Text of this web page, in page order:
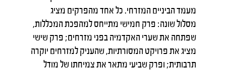
מעמד הביניים המזרחי. כל אחד מהפרקים מציג
מסלול שונה: פרק חמישי מתייחס למהפכת המכללות,
שפתחה את שערי האקדמיה בפני מזרחים; פרק שישי
מציג את פרויקט המסורתיות, שהעניק למזרחים יוקרה
תרבותית; ופרק שביעי מתאר את צמיחתו של מודל